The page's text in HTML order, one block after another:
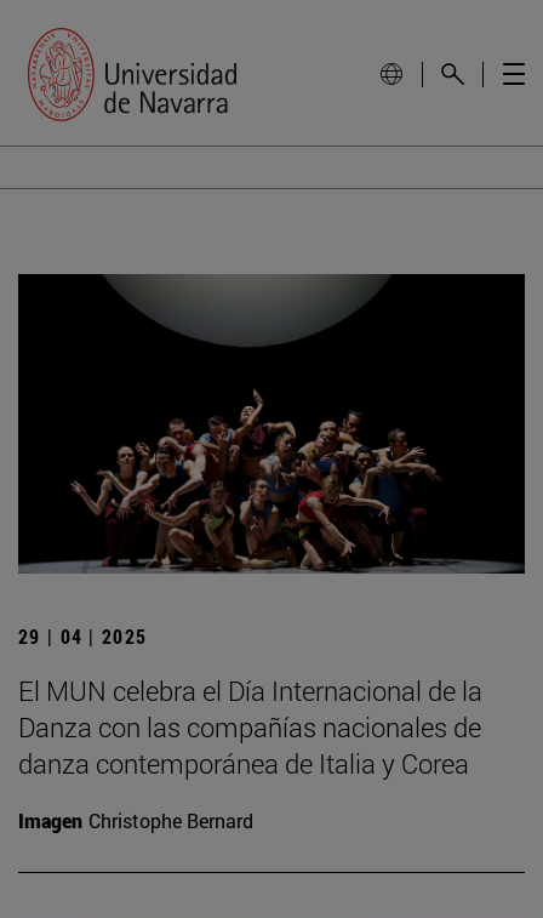
29 | 04 | 2025
El MUN celebra el Día Internacional de la
Danza con las compañías nacionales de
danza contemporánea de Italia y Corea
Imagen Christophe Bernard